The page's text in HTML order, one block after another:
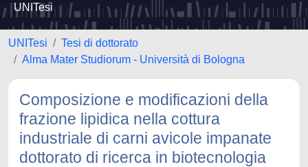
UNITesi
UNITesi
Tesi di dottorato
Alma Mater Studiorum - Università di Bologna
Composizione e modificazioni della
frazione lipidica nella cottura
industriale di carni avicole impanate
dottorato di ricerca in biotecnologia